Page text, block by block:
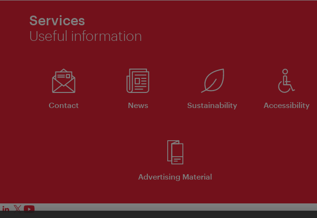
Services
Useful information
Contact News Sustainability Accessibility
Advertising Material